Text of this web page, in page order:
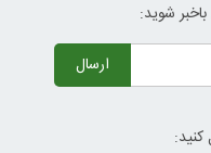
شوید:
ارسال